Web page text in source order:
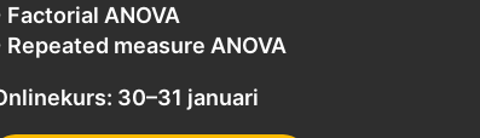
Factorial ANOVA
Repeated measure ANOVA
30–31 januari